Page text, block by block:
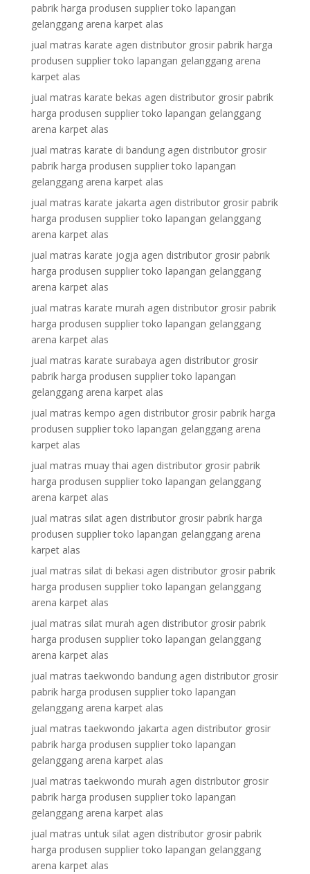
pabrik harga produsen supplier toko lapangan
gelanggang arena karpet alas
jual matras karate agen distributor grosir pabrik harga
produsen supplier toko lapangan gelanggang arena
karpet alas
jual matras karate bekas agen distributor grosir pabrik
harga produsen supplier toko lapangan gelanggang
arena karpet alas
jual matras karate di bandung agen distributor grosir
pabrik harga produsen supplier toko lapangan
gelanggang arena karpet alas
jual matras karate jakarta agen distributor grosir pabrik
harga produsen supplier toko lapangan gelanggang
arena karpet alas
jual matras karate jogja agen distributor grosir pabrik
harga produsen supplier toko lapangan gelanggang
arena karpet alas
jual matras karate murah agen distributor grosir pabrik
harga produsen supplier toko lapangan gelanggang
arena karpet alas
jual matras karate surabaya agen distributor grosir
pabrik harga produsen supplier toko lapangan
gelanggang arena karpet alas
jual matras kempo agen distributor grosir pabrik harga
produsen supplier toko lapangan gelanggang arena
karpet alas
jual matras muay thai agen distributor grosir pabrik
harga produsen supplier toko lapangan gelanggang
arena karpet alas
jual matras silat agen distributor grosir pabrik harga
produsen supplier toko lapangan gelanggang arena
karpet alas
jual matras silat di bekasi agen distributor grosir pabrik
harga produsen supplier toko lapangan gelanggang
arena karpet alas
jual matras silat murah agen distributor grosir pabrik
harga produsen supplier toko lapangan gelanggang
arena karpet alas
jual matras taekwondo bandung agen distributor grosir
pabrik harga produsen supplier toko lapangan
gelanggang arena karpet alas
jual matras taekwondo jakarta agen distributor grosir
pabrik harga produsen supplier toko lapangan
gelanggang arena karpet alas
jual matras taekwondo murah agen distributor grosir
pabrik harga produsen supplier toko lapangan
gelanggang arena karpet alas
jual matras untuk silat agen distributor grosir pabrik
harga produsen supplier toko lapangan gelanggang
arena karpet alas